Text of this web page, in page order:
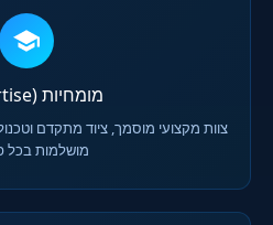
מומחיות (Expertise)
צוות מקצועי מוסמך, ציוד מתקדם
מושלמות בכל